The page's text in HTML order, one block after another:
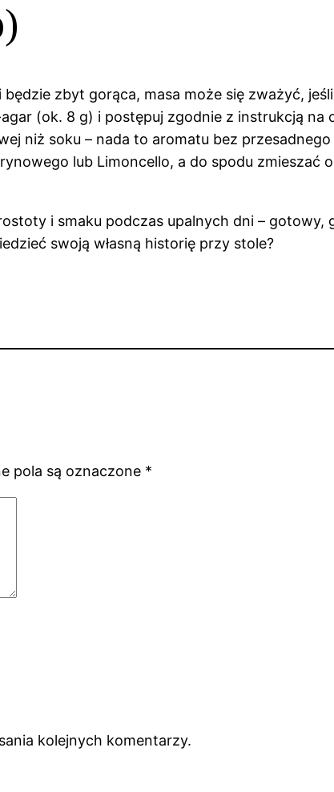
zbyt gorąca, masa może się zważyć,
(ok. 8 g) i postępuj zgodnie z instrukcją na
niż soku – nada to aromatu bez
lub Limoncello, a do spodu zmieszać
i smaku podczas upalnych dni – gotowy,
swoją własną historię przy stole?
pola są oznaczone *
kolejnych komentarzy.